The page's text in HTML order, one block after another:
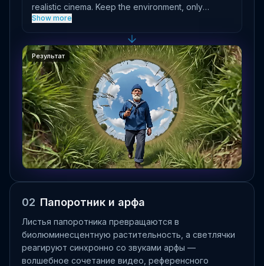
realistic cinema. Keep the environment, only
change styles. Hard cut backgrounds always
centering the sky. Continuous walking, continuous
audio, and style shifts in perfect sync to the beat of
the audio. Cinematic, 16:9.
Show more
Результат
02 Папоротник и арфа
Листья папоротника превращаются в
биолюминесцентную растительность, а светлячки
реагируют синхронно со звуками арфы —
волшебное сочетание видео, референсного